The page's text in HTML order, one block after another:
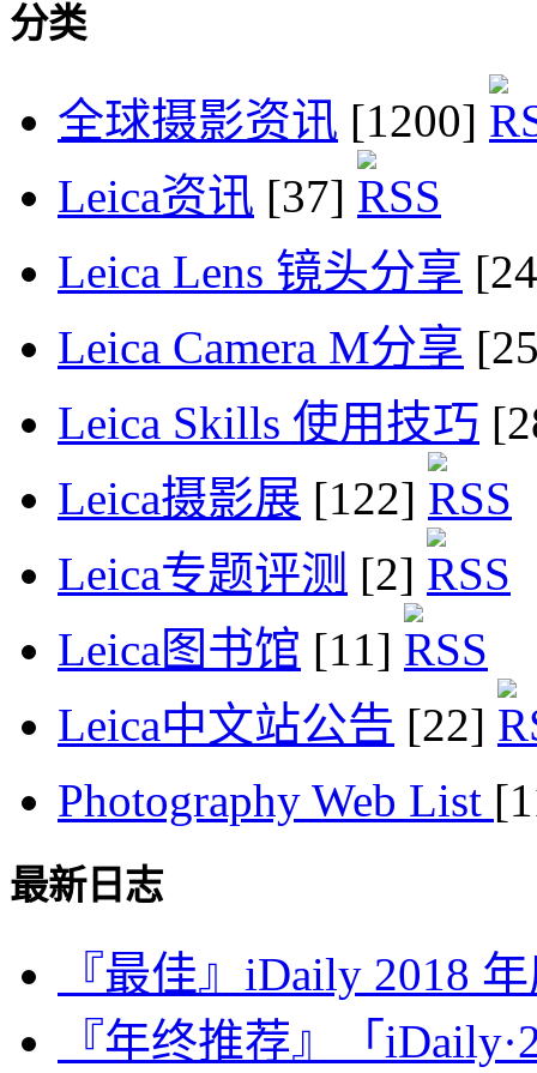
分类
全球摄影资讯 [1200]
Leica资讯 [37]
Leica Lens 镜头分享
Leica Camera M分享
Leica Skills 使用技巧
Leica摄影展 [122]
Leica专题评测 [2]
Leica图书馆 [11]
Leica中文站公告 [22]
Photography Web List
最新日志
『最佳』iDaily 2018
『年终推荐』「